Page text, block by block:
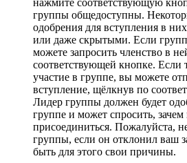
нажмите соответствующую
группы общедоступны.
одобрения для вступления в
или даже скрытыми. Если
можете запросить членство в
соответствующей кнопке. Если
участие в группе, вы можете
вступление, щёлкнув по
Лидер группы должен будет
группе и может спросить, зачем
присоединиться. Пожалуйста,
группы, если он отклонил ваш
быть для этого свои причины.